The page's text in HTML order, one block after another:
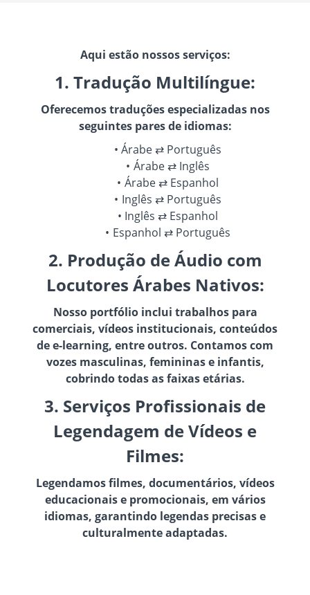
Aqui estão nossos serviços:
1. Tradução Multilíngue:
Oferecemos traduções especializadas nos
seguintes pares de idiomas:
Árabe ⇄ Português
Árabe ⇄ Inglês
Árabe ⇄ Espanhol
Inglês ⇄ Português
Inglês ⇄ Espanhol
Espanhol ⇄ Português
2. Produção de Áudio com
Locutores Árabes Nativos:
Nosso portfólio inclui trabalhos para
comerciais, vídeos institucionais, conteúdos
de e-learning, entre outros. Contamos com
vozes masculinas, femininas e infantis,
cobrindo todas as faixas etárias.
3. Serviços Profissionais de
Legendagem de Vídeos e
Filmes:
Legendamos filmes, documentários, vídeos
educacionais e promocionais, em vários
idiomas, garantindo legendas precisas e
culturalmente adaptadas.